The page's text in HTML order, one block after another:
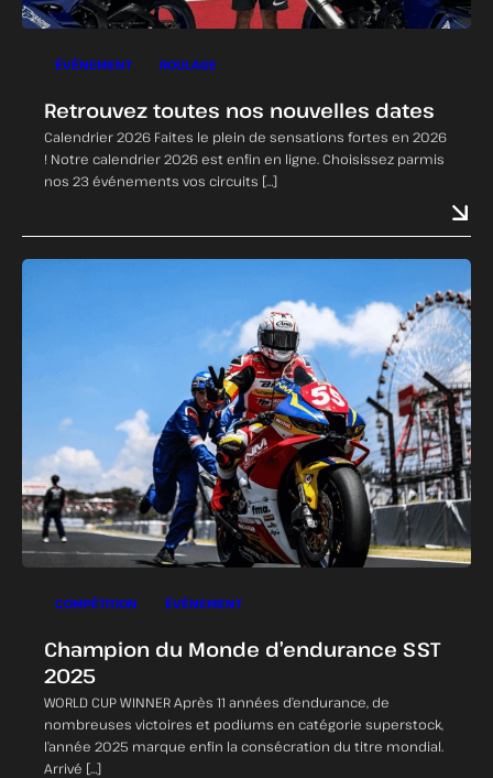
ÉVÈNEMENT ROULAGE
Retrouvez toutes nos nouvelles dates
Calendrier 2026 Faites le plein de sensations fortes en 2026
! Notre calendrier 2026 est enfin en ligne. Choisissez parmis
nos 23 événements vos circuits […]
COMPÉTITION ÉVÈNEMENT
Champion du Monde d’endurance SST
2025
WORLD CUP WINNER Après 11 années d’endurance, de
nombreuses victoires et podiums en catégorie superstock,
l’année 2025 marque enfin la consécration du titre mondial.
Arrivé […]